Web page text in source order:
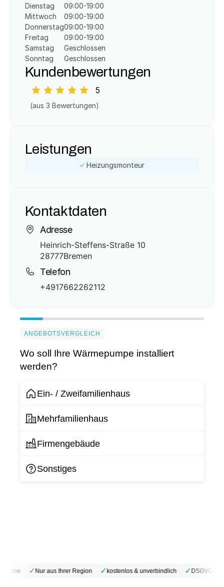
Dienstag
Mittwoch
Donnerstag
Freitag
Samstag
Sonntag
09:00-19:00
09:00-19:00
09:00-19:00
09:00-19:00
Geschlossen
Geschlossen
Kundenbewertungen
5
(aus 3 Bewertungen)
Leistungen
Heizungsmonteur
Kontaktdaten
Adresse
Heinrich-Steffens-Straße 10
28777Bremen
Telefon
+4917662262112
ANGEBOTSVERGLEICH
Wo soll Ihre Wärmepumpe installiert
werden?
Ein- / Zweifamilienhaus
Mehrfamilienhaus
Firmengebäude
Sonstiges
✓Nur aus Ihrer Region ✓kostenlos & unverbindlich ✓DSGVO-